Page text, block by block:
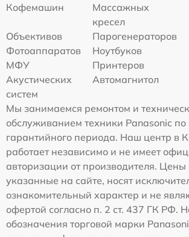
Кофемашин
Массажных
кресел
Объективов
Парогенераторов
Фотоаппаратов
Ноутбуков
МФУ
Принтеров
Акустических
систем
Автомагнитол
Мы занимаемся ремонтом и
обслуживанием техники Panasonic по
гарантийного периода. Наш центр в
работает независимо и не имеет
авторизации от производителя. Цены
указанные на сайте, носят
ознакомительный характер и не
офертой согласно п. 2 ст. 437 ГК РФ.
обозначения торговой марки